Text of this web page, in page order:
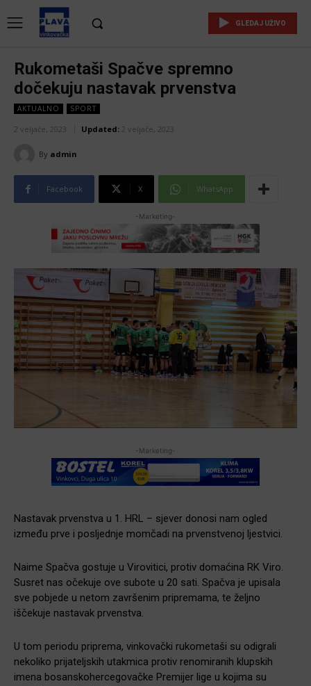
GLEDAJ UŽIVO
Rukometaši Spačve spremno
dočekuju nastavak prvenstva
AKTUALNO SPORT
2 veljače, 2023 Updated: 2 veljače, 2023
By admin
Facebook X WhatsApp
-Marketing-
-Marketing-
Nastavak prvenstva u 1. HRL – sjever donosi nam ogled
između prve i posljednje momčadi na prvenstvenoj ljestvici.
Naime Spačva gostuje u Virovitici, protiv domaćina RK Viro.
Susret nas očekuje ove subote u 20 sati. Spačva je upisala
sve pobjede u netom završenim pripremama, te željno
iščekuje nastavak prvenstva.
U tom periodu priprema, vinkovački rukometaši su odigrali
nekoliko prijateljskih utakmica protiv renomiranih klupskih
imena bosanskohercegovačke Premijer lige u kojima su